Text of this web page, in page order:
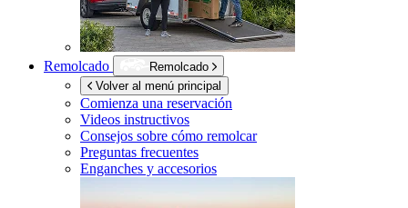
Remolcado
Remolcado
Volver al menú principal
Comienza una reservación
Videos instructivos
Consejos sobre cómo remolcar
Preguntas frecuentes
Enganches y accesorios